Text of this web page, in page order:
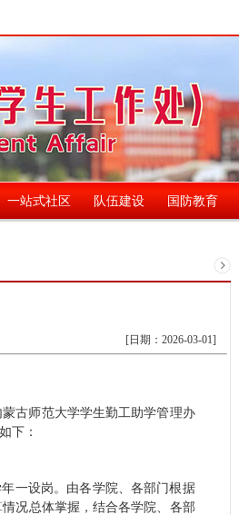
一站式社区 队伍建设 国防教育
[日期：2026-03-01]
古师范大学学生勤工助学管理办
下：
一设岗。由各学院、各部门根据
况总体掌握，结合各学院、各部